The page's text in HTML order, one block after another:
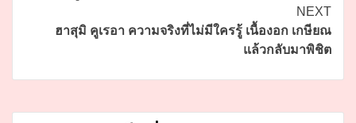
NEXT
ฮาสุมิ คูเรอา ความจริงที่ไม่มีใครรู้ เนื้องอก เกษียณ
แล้วกลับมาพิชิต